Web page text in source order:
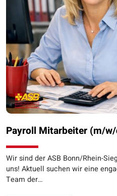
Payroll Mitarbeiter (m/
Wir sind der ASB Bonn/Rhein-
uns! Aktuell suchen wir eine
Team der…